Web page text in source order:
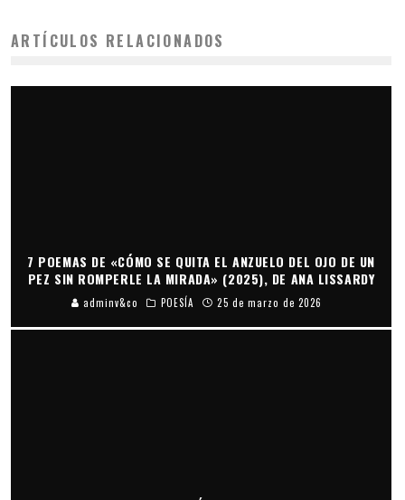
ARTÍCULOS RELACIONADOS
7 POEMAS DE «CÓMO SE QUITA EL ANZUELO DEL OJO DE UN
PEZ SIN ROMPERLE LA MIRADA» (2025), DE ANA LISSARDY
adminv&co POESÍA 25 de marzo de 2026